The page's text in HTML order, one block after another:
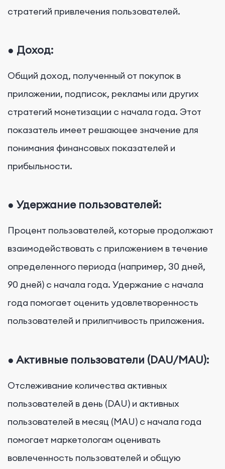
стратегий привлечения пользователей.
● Доход:
Общий доход, полученный от покупок в
приложении, подписок, рекламы или других
стратегий монетизации с начала года. Этот
показатель имеет решающее значение для
понимания финансовых показателей и
прибыльности.
● Удержание пользователей:
Процент пользователей, которые продолжают
взаимодействовать с приложением в течение
определенного периода (например, 30 дней,
90 дней) с начала года. Удержание с начала
года помогает оценить удовлетворенность
пользователей и прилипчивость приложения.
● Активные пользователи (DAU/MAU):
Отслеживание количества активных
пользователей в день (DAU) и активных
пользователей в месяц (MAU) с начала года
помогает маркетологам оценивать
вовлеченность пользователей и общую